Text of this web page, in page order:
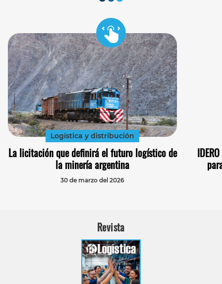
Logística y distribución
La licitación que definirá el futuro logístico de
la minería argentina
30 de marzo del 2026
Revista